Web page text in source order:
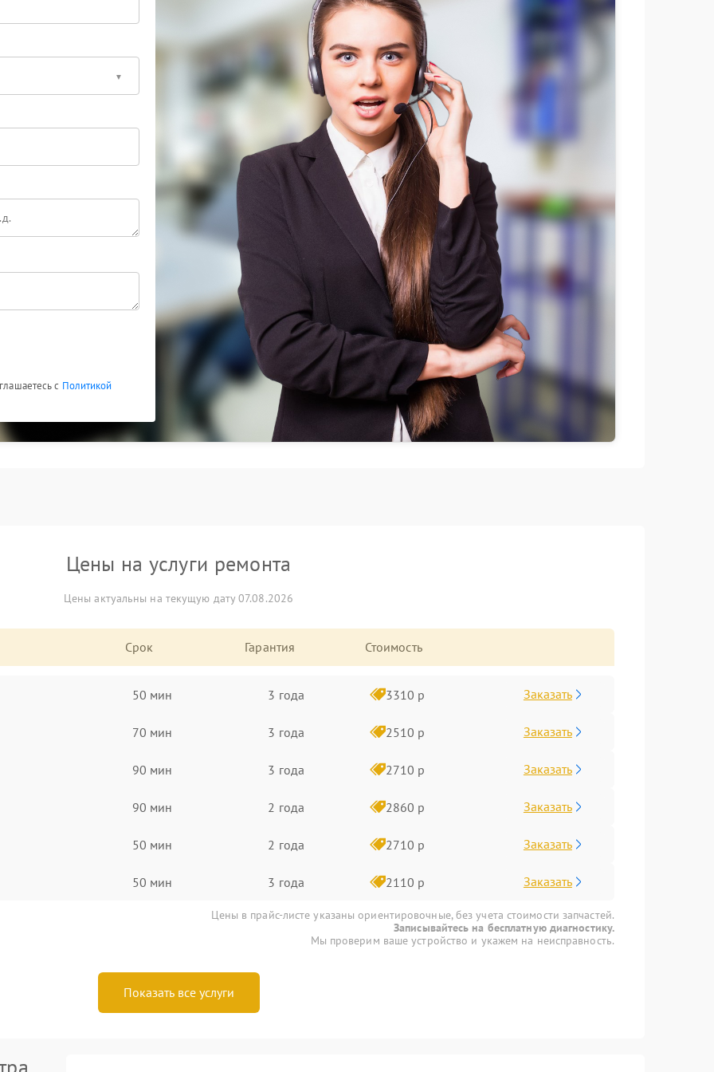
с Политикой
Цены на услуги ремонта
Цены актуальны на текущую дату 07.08.2026
Срок Гарантия Стоимость
50 мин 3 года 3310 р Заказать
70 мин 3 года 2510 р Заказать
90 мин 3 года 2710 р Заказать
90 мин 2 года 2860 р Заказать
50 мин 2 года 2710 р Заказать
50 мин 3 года 2110 р Заказать
Цены в прайс-листе указаны ориентировочные, без учета стоимости запчастей.
Записывайтесь на бесплатную диагностику.
Мы проверим ваше устройство и укажем на неисправность.
Показать все услуги